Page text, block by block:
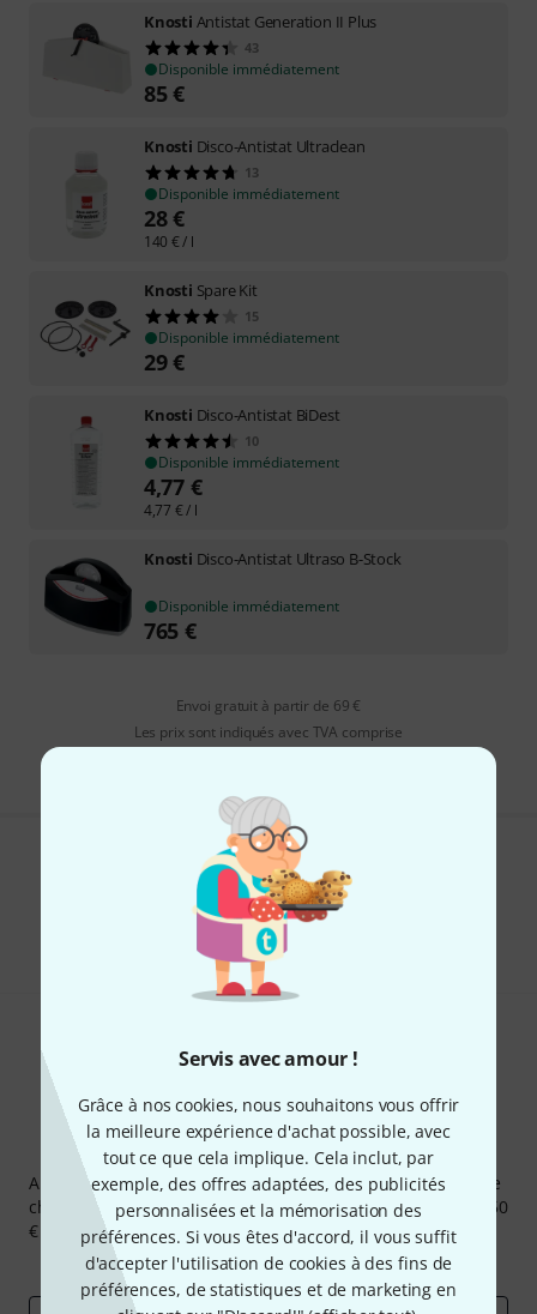
Servis avec amour !
Grâce à nos cookies, nous souhaitons vous offrir
la meilleure expérience d'achat possible, avec
tout ce que cela implique. Cela inclut, par
exemple, des offres adaptées, des publicités
personnalisées et la mémorisation des
préférences. Si vous êtes d'accord, il vous suffit
d'accepter l'utilisation de cookies à des fins de
préférences, de statistiques et de marketing en
Knosti Antistat Generation II Plus
43
Disponible immédiatement
85€
Knosti Disco-Antistat Ultraclean
13
Disponible immédiatement
28€
140 €/ l
Knosti Spare Kit
15
Disponible immédiatement
29€
Knosti Disco-Antistat BiDest
10
Disponible immédiatement
4,77 €
4,77 €/ l
Knosti Disco-Antistat Ultraso B-Stock
Disponible immédiatement
765 €
Envoi gratuit à partir de 69 €
Les prix sont indiqués avec TVA comprise
Aimez-vous ce que vous voyez ?
Partager Aide et commentaires
Newsletters Thomann
Abonnez-vous à la newsletter Thomann et, avec un peu de
chance, gagnez l'un des 50 bons d'achat d'une valeur de 50
€ chacun!
Articles inspirants
Deals Aperçus Thomann